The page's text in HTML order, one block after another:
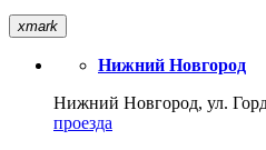
xmark
Нижний Новгород
Нижний Новгород, ул.
проезда